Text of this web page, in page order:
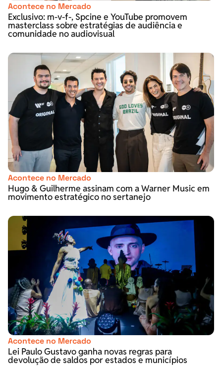
Acontece no Mercado
Exclusivo: m-v-f-, Spcine e YouTube promovem
masterclass sobre estratégias de audiência e
comunidade no audiovisual
Acontece no Mercado
Hugo & Guilherme assinam com a Warner Music em
movimento estratégico no sertanejo
Acontece no Mercado
Lei Paulo Gustavo ganha novas regras para
devolução de saldos por estados e municípios